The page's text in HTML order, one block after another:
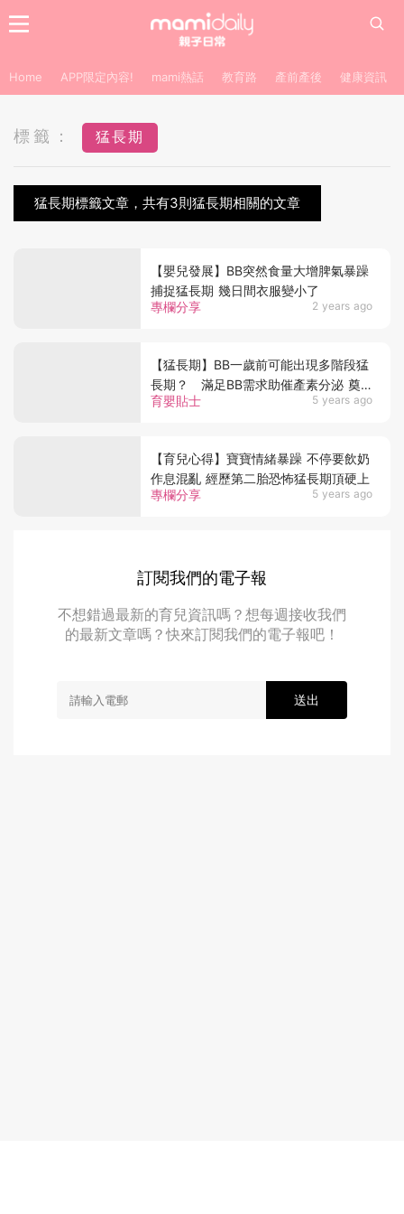
Home APP限定內容! mami熱話 教育路 產前產後 健康資訊
標籤： 猛長期
猛長期標籤文章，共有3則猛長期相關的文章
專欄分享 2 years ago
【嬰兒發展】BB突然食量大增脾氣暴躁
捕捉猛長期 幾日間衣服變小了
育嬰貼士 5 years ago
【猛長期】BB一歲前可能出現多階段猛
長期？ 滿足BB需求助催產素分泌 奠
定心智發展基礎
專欄分享 5 years ago
【育兒心得】寶寶情緒暴躁 不停要飲奶
作息混亂 經歷第二胎恐怖猛長期頂硬上
訂閱我們的電子報
不想錯過最新的育兒資訊嗎？想每週接收我們
的最新文章嗎？快來訂閱我們的電子報吧！
送出